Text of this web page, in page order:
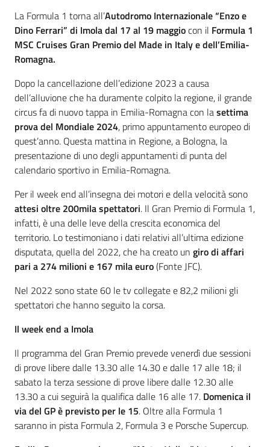
La Formula 1 torna all’Autodromo Internazionale “Enzo e
Dino Ferrari” di Imola dal 17 al 19 maggiocon il Formula 1
MSC Cruises Gran Premio del Made in Italy e dell’Emilia-
Romagna.
Dopo la cancellazione dell’edizione 2023 a causa
dell’alluvione che ha duramente colpito la regione, il grande
circus fa di nuovo tappa in Emilia-Romagna con lasettima
prova del Mondiale 2024, primo appuntamento europeo di
quest’anno. Questa mattina in Regione, a Bologna, la
presentazione di uno degli appuntamenti di punta del
calendario sportivo in Emilia-Romagna.
Per il week end all’insegna dei motori e della velocità sono
attesi oltre 200mila spettatori. Il Gran Premio di Formula 1,
infatti, è una delle leve della crescita economica del
territorio. Lo testimoniano i dati relativi all’ultima edizione
disputata, quella del 2022, che ha creato un giro di affari
pari a 274 milioni e 167 mila euro(Fonte JFC).
Nel 2022 sono state 60 le tv collegate e 82,2 milioni gli
spettatori che hanno seguito la corsa.
Il week end a Imola
Il programma del Gran Premio prevede venerdì due sessioni
di prove libere dalle 13.30 alle 14.30 e dalle 17 alle 18; il
sabato la terza sessione di prove libere dalle 12.30 alle
13.30 a cui seguirà la qualifica dalle 16 alle 17. Domenica il
via del GP è previsto per le 15. Oltre alla Formula 1
saranno in pista Formula 2, Formula 3 e Porsche Supercup.